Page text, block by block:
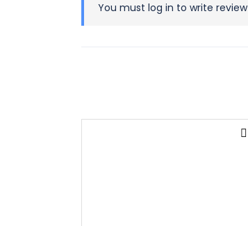
You must log in to write review